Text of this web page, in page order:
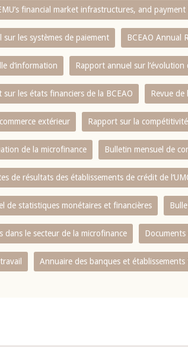
financial market infrastructures, and
sur les systèmes de paiement BCEAO Annual
d‘information Rapport annuel sur l‘évolution
sur les états financiers de la BCEAO Revue de
extérieur Rapport sur la compétitivité
de la microfinance Bulletin mensuel de
de résultats des établissements de crédit de
de statistiques monétaires et financières
dans le secteur de la microfinance Documents
Annuaire des banques et établissements